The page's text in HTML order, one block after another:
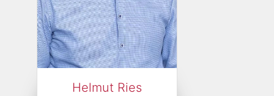
Helmut Ries